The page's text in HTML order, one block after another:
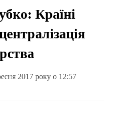
Країні
2017 року о 12:57